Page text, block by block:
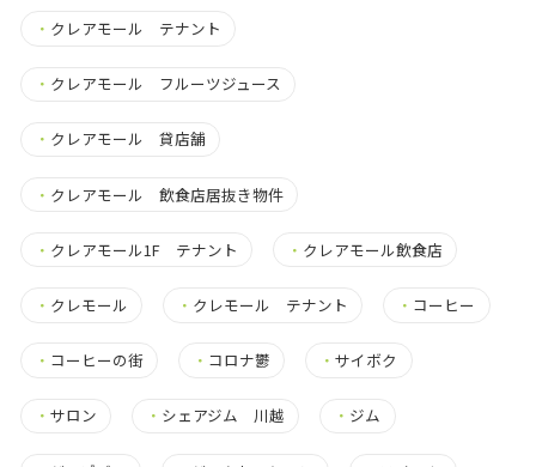
・ クレアモール テナント
・ クレアモール フルーツジュース
・ クレアモール 貸店舗
・ クレアモール 飲食店居抜き物件
・ クレアモール1F テナント ・ クレアモール飲食店
・ クレモール ・ クレモール テナント ・ コーヒー
・ コーヒーの街 ・ コロナ鬱 ・サイボク
・ サロン ・ シェアジム 川越 ・ ジム